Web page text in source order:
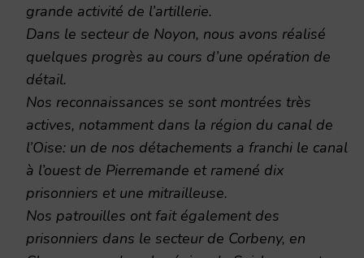
grande activité de l’artillerie.
Dans le secteur de Noyon, nous avons réalisé
quelques progrès au cours d’une opération de
détail.
Nos reconnaissances se sont montrées très
actives, notamment dans la région du canal de
l’Oise: un de nos détachements a franchi le canal
à l’ouest de Pierremande et ramené dix
prisonniers et une mitrailleuse.
Nos patrouilles ont fait également des
prisonniers dans le secteur de Corbeny, en